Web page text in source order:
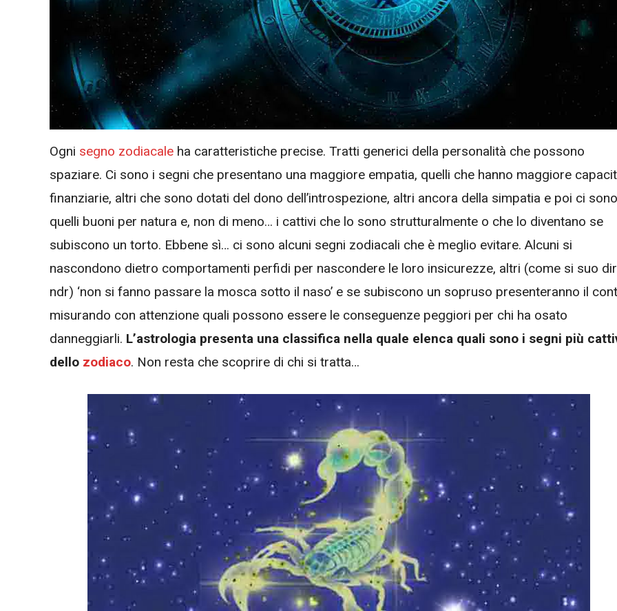
Ogni segno zodiacale ha caratteristiche precise. Tratti generici della personalità che possono
spaziare. Ci sono i segni che presentano una maggiore empatia, quelli che hanno maggiore
finanziarie, altri che sono dotati del dono dell’introspezione, altri ancora della simpatia e poi ci sono
quelli buoni per natura e, non di meno… i cattivi che lo sono strutturalmente o che lo diventano se
subiscono un torto. Ebbene sì… ci sono alcuni segni zodiacali che è meglio evitare. Alcuni si
nascondono dietro comportamenti perfidi per nascondere le loro insicurezze, altri (come si suo
ndr) ‘non si fanno passare la mosca sotto il naso’ e se subiscono un sopruso presenteranno il
misurando con attenzione quali possono essere le conseguenze peggiori per chi ha osato
danneggiarli. L’astrologia presenta una classifica nella quale elenca quali sono i segni più
dello zodiaco. Non resta che scoprire di chi si tratta…